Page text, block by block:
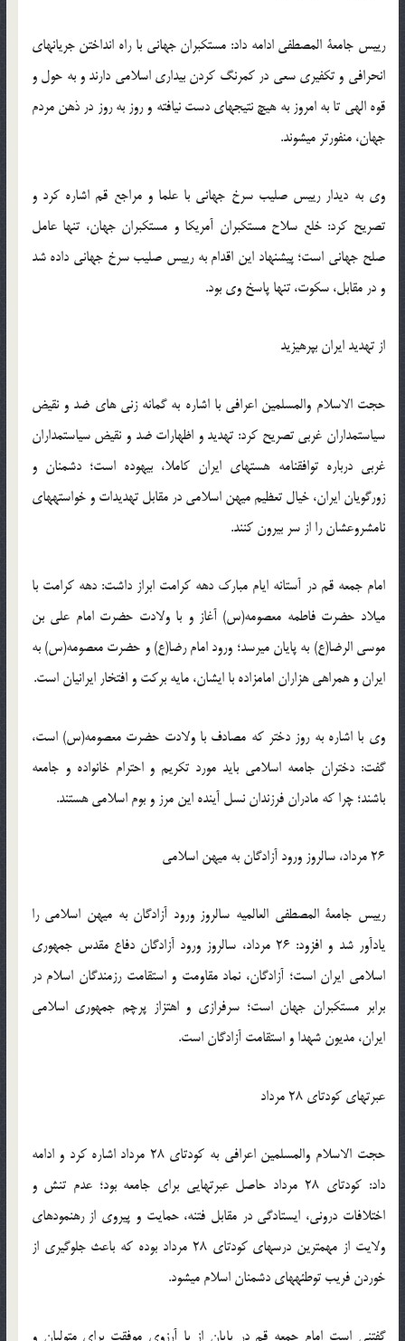
رییس جامعة المصطفی ادامه داد: مستکبران جهانی با راه انداختن جریان‏های
انحرافی و تکفیری سعی در کمرنگ کردن بیداری اسلامی دارند و به حول و
قوه الهی تا به امروز به هیچ نتیجه‏ای دست نیافته و روز به روز در ذهن مردم
جهان، منفورتر می‏شوند.
وی به دیدار رییس صلیب سرخ جهانی با علما و مراجع قم اشاره کرد و
تصریح کرد: خلع سلاح مستکبران آمریکا و مستکبران جهان، تنها عامل
صلح جهانی است؛ پیشنهاد این اقدام به رییس صلیب سرخ جهانی داده شد
و در مقابل، سکوت، تنها پاسخ وی بود.
از تهدید ایران بپرهیزید
حجت الاسلام والمسلمین اعرافی با اشاره به گمانه‏ زنی های ضد و نقیض
سیاست‏مداران غربی تصریح کرد: تهدید و اظهارات ضد و نقیض سیاستمداران
غربی درباره توافق‏نامه هسته‏ای ایران کاملا، بیهوده است؛ دشمنان و
زورگویان ایران، خیال تعظیم میهن اسلامی در مقابل تهدیدات و خواسته‏های
نامشروعشان را از سر بیرون کنند.
امام جمعه قم در آستانه ایام مبارک دهه کرامت ابراز داشت: دهه کرامت با
میلاد حضرت فاطمه معصومه(س) آغاز و با ولادت حضرت امام علی بن
موسی الرضا(ع) به پایان می‏رسد؛ ورود امام رضا(ع) و حضرت معصومه(س) به
ایران و همراهی هزاران امامزاده با ایشان، مایه برکت و افتخار ایرانیان است.
وی با اشاره به روز دختر که مصادف با ولادت حضرت معصومه(س) است،
گفت: دختران جامعه اسلامی باید مورد تکریم و احترام خانواده و جامعه
باشند؛ چرا که مادران فرزندان نسل آینده این مرز و بوم اسلامی هستند.
26 مرداد، سالروز ورود آزادگان به میهن اسلامی
رییس جامعة المصطفی العالمیه سالروز ورود آزادگان به میهن اسلامی را
یادآور شد و افزود: 26 مرداد، سالروز ورود آزادگان دفاع مقدس جمهوری
اسلامی ایران است؛ آزادگان، نماد مقاومت و استقامت رزمندگان اسلام در
برابر مستکبران جهان است؛ سرفرازی و اهتزاز پرچم جمهوری اسلامی
ایران، مدیون شهدا و استقامت آزادگان است.
عبرت‏های کودتای 28 مرداد
حجت الاسلام والمسلمین اعرافی به کودتای 28 مرداد اشاره کرد و ادامه
داد: کودتای 28 مرداد حاصل عبرت‏هایی برای جامعه بود؛ عدم تنش و
اختلافات درونی، ایستادگی در مقابل فتنه، حمایت و پیروی از رهنمودهای
ولایت از مهمترین درس‏های کودتای 28 مرداد بوده که باعث جلوگیری از
خوردن فریب توطئه‏های دشمنان اسلام می‏شود.
گفتنی است امام جمعه قم در پایان از با آرزوی موفقت برای متولیان و